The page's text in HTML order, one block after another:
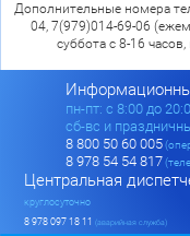
Дополнительные номера
04, 7(979)014-69-06
суббота с 8-16
пн-пт: c 8:00 до
сб-вс и
8 800 50 60 005
8 978 54 54 817
Центральная
круглосуточно
8 978 097 18 11 (аварийная служба)